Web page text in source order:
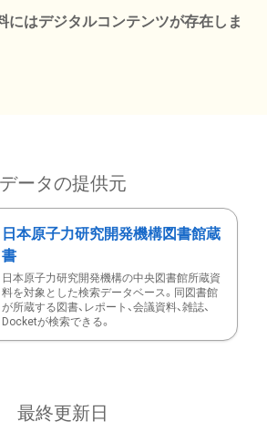
にはデジタルコンテンツが存在しま
データの提供元
日本原子力研究開発機構図書館蔵
書
日本原子力研究開発機構の中央図書館所蔵資
料を対象とした検索データベース。同図書館
が所蔵する図書、レポート、会議資料、雑誌、
Docketが検索できる。
最終更新日